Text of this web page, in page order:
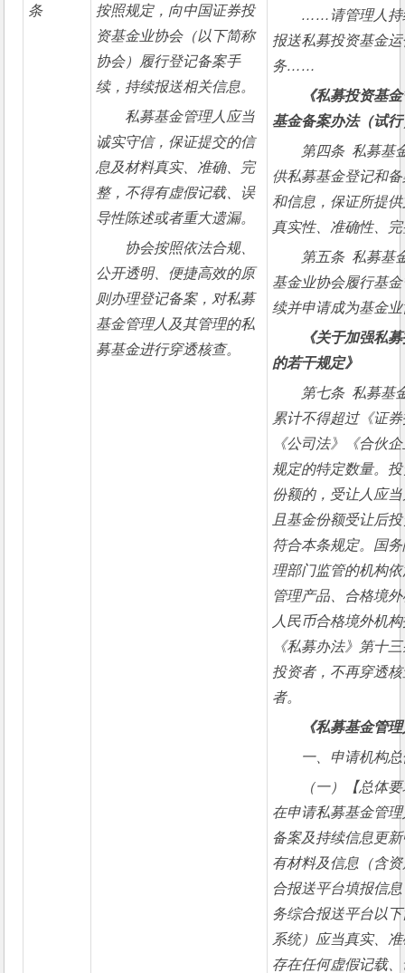
条
按照规定，向中国证券投
资基金业协会（以下简称
协会）履行登记备案手
续，持续报送相关信息。
私募基金管理人应当
诚实守信，保证提交的信
息及材料真实、准确、完
整，不得有虚假记载、误
导性陈述或者重大遗漏。
协会按照依法合规、
公开透明、便捷高效的原
则办理登记备案，对私募
基金管理人及其管理的私
募基金进行穿透核查。
…… 请管理人
报送私募投资基金
务……
《私募投资基
基金备案办法（试
第四条  私募基
供私募基金登记和
和信息，保证所提
真实性、准确性、
第五条  私募基
基金业协会履行基
续并申请成为基金
《关于加强私
的若干规定》
第七条  私募基
累计不得超过《证
《公司法》《合伙
规定的特定数量。
份额的，受让人应
且基金份额受让后
符合本条规定。国
理部门监管的机构
管理产品、合格境
人民币合格境外机
《私募办法》第十
投资者，不再穿透
者。
《私募基金管
一、申请机构
（一）【总体
在申请私募基金管
备案及持续信息更
有材料及信息（含
合报送平台填报信
务综合报送平台以
系统）应当真实、
存在任何虚假记载